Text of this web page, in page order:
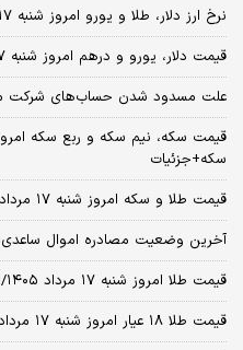
نرخ ارز دلار، طلا و یورو امروز شنبه ۱۷ مرداد ۱۴۰۵/ رشد قیمت طلا و سکه
قیمت دلار، یورو و درهم امروز شنبه ۱۷ مرداد ۱۴۰۵ |کاهش قیمت دلار
علت مسدود شدن حساب‌های شرکت
سکه+جزئیات
قیمت طلا و سکه امروز شنبه ۱۷ مرداد ۱۴۰۵/افزایش قیمت طلا و سکه
آخرین وضعیت مصادره اموال
قیمت طلا امروز شنبه ۱۷ مرداد ۱۴۰۵/افزایش قیمت طلا
قیمت طلا ۱۸ عیار امروز شنبه ۱۷ مرداد ۱۴۰۵/افزایش قیمت طلا